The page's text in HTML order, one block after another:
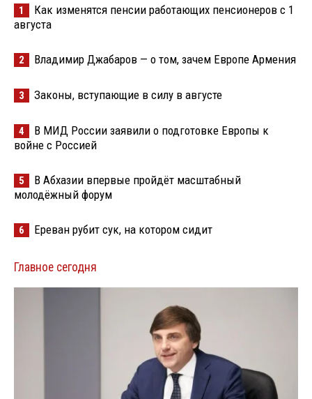
1
Как изменятся пенсии работающих пенсионеров с 1
августа
2 Владимир Джабаров — о том, зачем Европе Армения
3 Законы, вступающие в силу в августе
4
В МИД России заявили о подготовке Европы к
войне с Россией
5
В Абхазии впервые пройдёт масштабный
молодёжный форум
6 Ереван рубит сук, на котором сидит
Главное сегодня